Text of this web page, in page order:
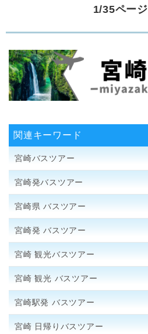
1/35ページ
関連キーワード
宮崎バスツアー
宮崎発バスツアー
宮崎県 バスツアー
宮崎発 バスツアー
宮崎 観光バスツアー
宮崎 観光 バスツアー
宮崎駅発 バスツアー
宮崎 日帰りバスツアー